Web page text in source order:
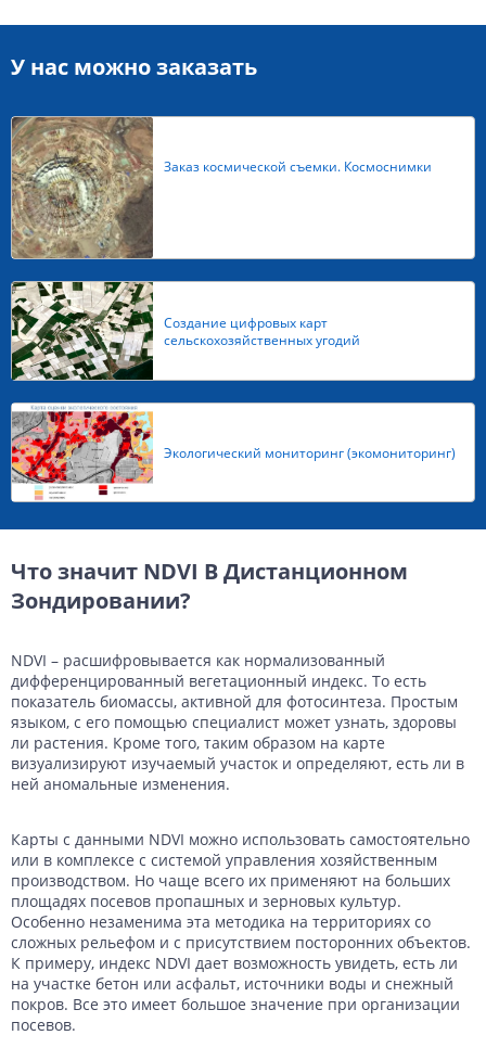
У нас можно заказать
Заказ космической съемки. Космоснимки
Создание цифровых карт
сельскохозяйственных угодий
Экологический мониторинг (экомониторинг)
Что значит NDVI В Дистанционном
Зондировании?
NDVI – расшифровывается как нормализованный
дифференцированный вегетационный индекс. То есть
показатель биомассы, активной для фотосинтеза. Простым
языком, с его помощью специалист может узнать, здоровы
ли растения. Кроме того, таким образом на карте
визуализируют изучаемый участок и определяют, есть ли в
ней аномальные изменения.
Карты с данными NDVI можно использовать самостоятельно
или в комплексе с системой управления хозяйственным
производством. Но чаще всего их применяют на больших
площадях посевов пропашных и зерновых культур.
Особенно незаменима эта методика на территориях со
сложных рельефом и с присутствием посторонних объектов.
К примеру, индекс NDVI дает возможность увидеть, есть ли
на участке бетон или асфальт, источники воды и снежный
покров. Все это имеет большое значение при организации
посевов.